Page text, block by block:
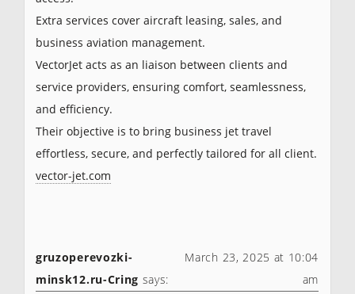
Extra services cover aircraft leasing, sales, and
business aviation management.
VectorJet acts as an liaison between clients and
service providers, ensuring comfort, seamlessness,
and efficiency.
Their objective is to bring business jet travel
effortless, secure, and perfectly tailored for all client.
vector-jet.com
gruzoperevozki-
minsk12.ru-Cring says:
March 23, 2025 at 10:04
am